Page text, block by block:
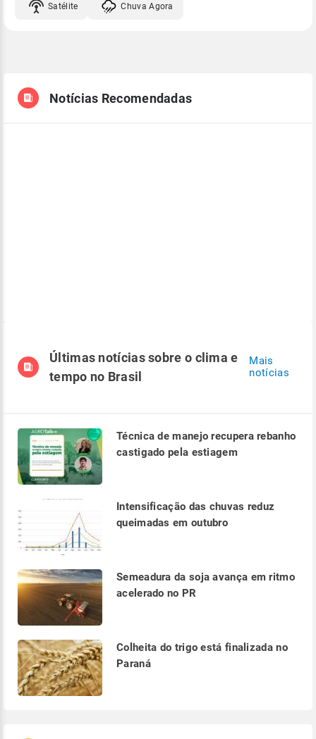
Satélite Chuva Agora
Notícias Recomendadas
Últimas notícias sobre o clima e
tempo no Brasil
Mais
notícias
Técnica de manejo recupera rebanho
castigado pela estiagem
Intensificação das chuvas reduz
queimadas em outubro
Semeadura da soja avança em ritmo
acelerado no PR
Colheita do trigo está finalizada no
Paraná